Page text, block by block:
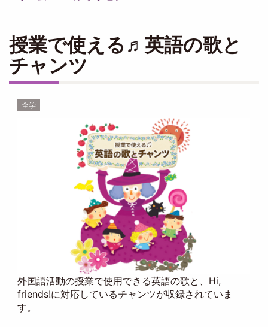
授業で使える♬英語の歌と
チャンツ
全学
外国語活動の授業で使用できる英語の歌と、Hi,
friends!に対応しているチャンツが収録されていま
す。